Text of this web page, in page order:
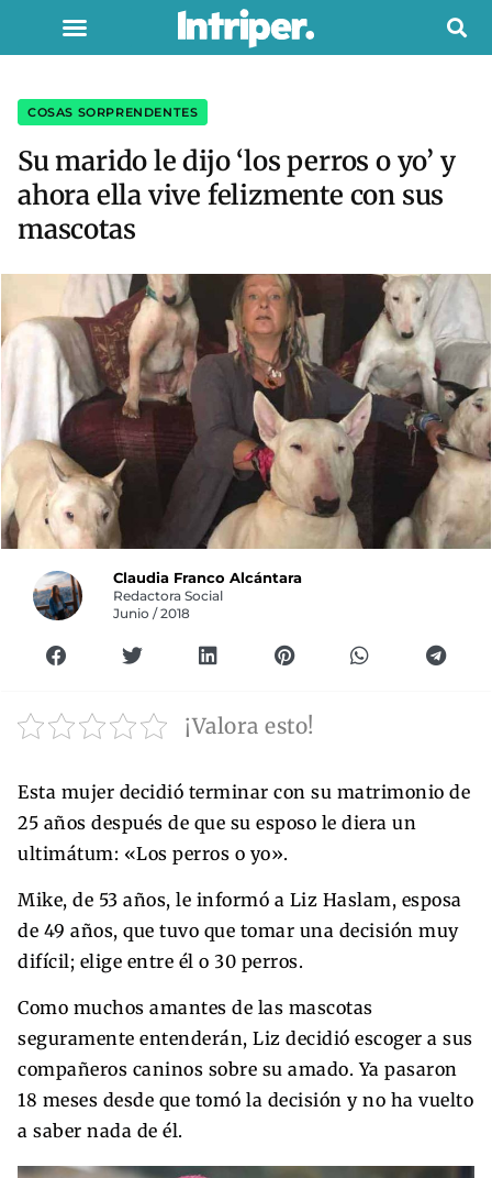
COSAS SORPRENDENTES
Su marido le dijo ‘los perros o yo’ y
ahora ella vive felizmente con sus
mascotas
Claudia Franco Alcántara
Redactora Social
Junio / 2018
¡Valora esto!
Esta mujer decidió terminar con su matrimonio de
25 años después de que su esposo le diera un
ultimátum: «Los perros o yo».
Mike, de 53 años, le informó a Liz Haslam, esposa
de 49 años, que tuvo que tomar una decisión muy
difícil; elige entre él o 30 perros.
Como muchos amantes de las mascotas
seguramente entenderán, Liz decidió escoger a sus
compañeros caninos sobre su amado. Ya pasaron
18 meses desde que tomó la decisión y no ha vuelto
a saber nada de él.